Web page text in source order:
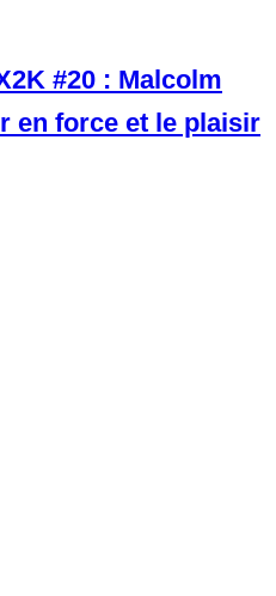
#20 : Malcolm
en force et le plaisir